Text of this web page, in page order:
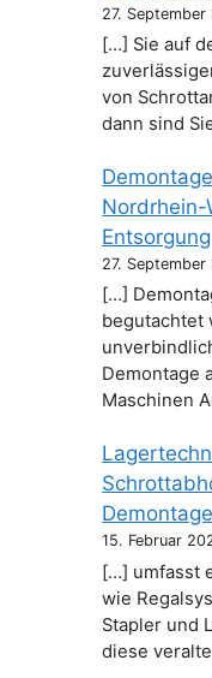
27. September
[…] Sie auf
von
dann sind
Nordrhein-
Entsorgung
27. September
[…]
begutachtet
Demontage
Maschinen
15. Februar
[…] umfasst
wie
Stapler und
diese